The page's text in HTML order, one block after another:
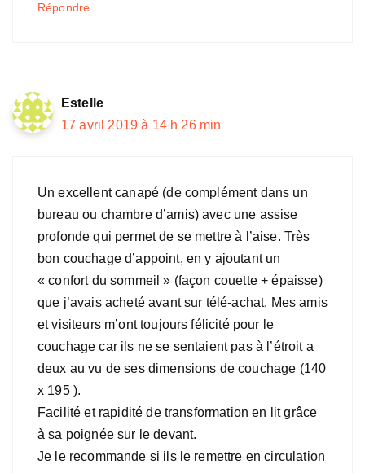
Répondre
Estelle
17 avril 2019 à 14 h 26 min
Un excellent canapé (de complément dans un
bureau ou chambre d’amis) avec une assise
profonde qui permet de se mettre à l’aise. Très
bon couchage d’appoint, en y ajoutant un
« confort du sommeil » (façon couette + épaisse)
que j’avais acheté avant sur télé-achat. Mes amis
et visiteurs m’ont toujours félicité pour le
couchage car ils ne se sentaient pas à l’étroit a
deux au vu de ses dimensions de couchage (140
x 195 ).
Facilité et rapidité de transformation en lit grâce
à sa poignée sur le devant.
Je le recommande si ils le remettre en circulation